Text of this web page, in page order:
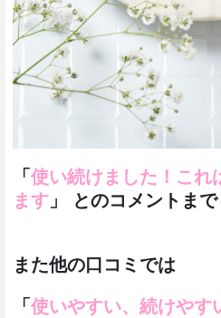
「 使い続けました！これ
ます 」 とのコメントまで
また他の口コミでは
「使いやすい、続けやす